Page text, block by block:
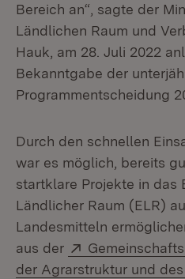
Bereich an“, sagte der
Ländlichen Raum und
Hauk, am 28. Juli 2022
Bekanntgabe der
Programmentscheidung
Durch den schnellen
war es möglich, bereits
startklare Projekte in das
Ländlicher Raum (ELR)
Landesmitteln
aus der
Extern:
der Agrarstruktur und